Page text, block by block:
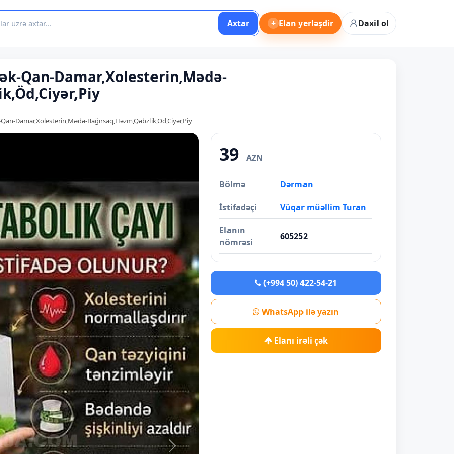
Axtar + Elan yerləşdir Daxil ol
Qan-Damar,Xolesterin,Mədə-
Damar,Xolesterin,Mədə-Bağırsaq,Həzm,Qəbzlik,Öd,Ciyər,Piy
Next
39 AZN
Bölmə Dərman
İstifadəçi Vüqar müəllim Turan
Elanın
nömrəsi
605252
(+994 50) 422-54-21
WhatsApp ilə yazın
Elanı irəli çək